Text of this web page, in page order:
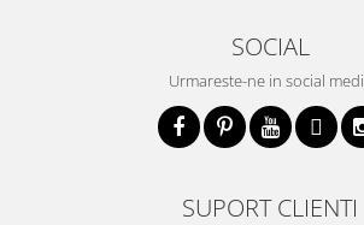
SOCIAL
Urmareste-ne in social
SUPORT CLIENTI